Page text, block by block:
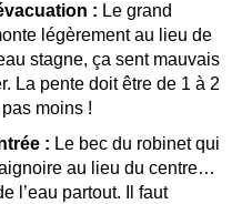
: Le grand
légèrement au lieu de
stagne, ça sent mauvais
La pente doit être de 1 à 2
moins !
: Le bec du robinet qui
au lieu du centre…
l’eau partout. Il faut